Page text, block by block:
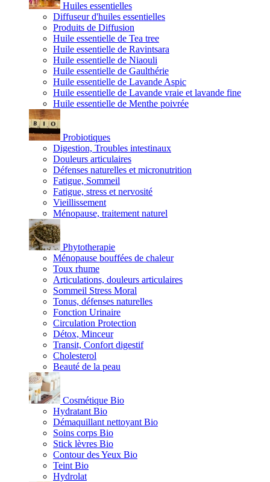
Huiles essentielles
Diffuseur d'huiles essentielles
Produits de Diffusion
Huile essentielle de Tea tree
Huile essentielle de Ravintsara
Huile essentielle de Niaouli
Huile essentielle de Gaulthérie
Huile essentielle de Lavande Aspic
Huile essentielle de Lavande vraie et lavande fine
Huile essentielle de Menthe poivrée
Probiotiques
Digestion, Troubles intestinaux
Douleurs articulaires
Défenses naturelles et micronutrition
Fatigue, Sommeil
Fatigue, stress et nervosité
Vieillissement
Ménopause, traitement naturel
Phytotherapie
Ménopause bouffées de chaleur
Toux rhume
Articulations, douleurs articulaires
Sommeil Stress Moral
Tonus, défenses naturelles
Fonction Urinaire
Circulation Protection
Détox, Minceur
Transit, Confort digestif
Cholesterol
Beauté de la peau
Cosmétique Bio
Hydratant Bio
Démaquillant nettoyant Bio
Soins corps Bio
Stick lèvres Bio
Contour des Yeux Bio
Teint Bio
Hydrolat